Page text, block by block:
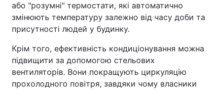
або "розумні" термостати, які автоматично
змінюють температуру залежно від часу доби та
присутності людей у будинку.
Крім того, ефективність кондиціонування можна
підвищити за допомогою стельових
вентиляторів. Вони покращують циркуляцію
прохолодного повітря, завдяки чому власники